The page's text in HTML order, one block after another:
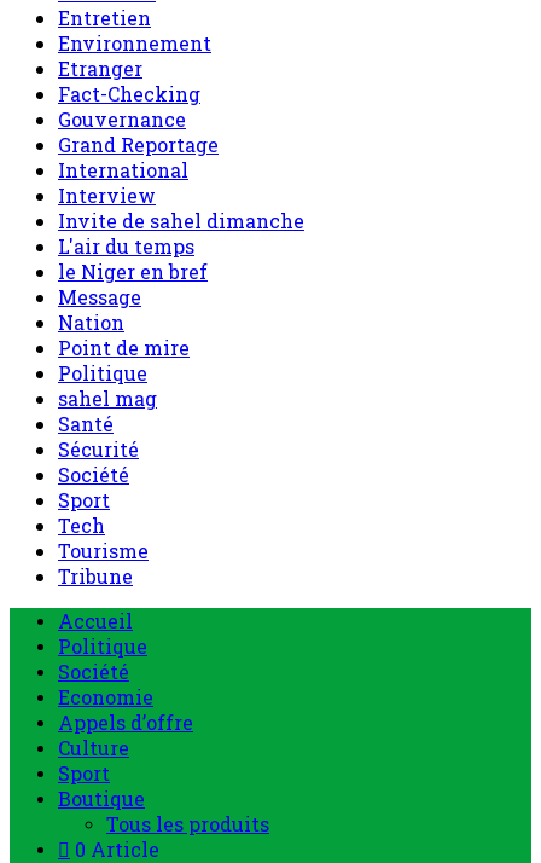
Entretien
Environnement
Etranger
Fact-Checking
Gouvernance
Grand Reportage
International
Interview
Invite de sahel dimanche
L'air du temps
le Niger en bref
Message
Nation
Point de mire
Politique
sahel mag
Santé
Sécurité
Société
Sport
Tech
Tourisme
Tribune
Accueil
Politique
Société
Economie
Appels d’offre
Culture
Sport
Boutique
Tous les produits
0 Article